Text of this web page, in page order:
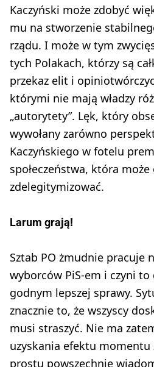
Kaczyński może zdobyć
mu na stworzenie
rządu. I może w tym
tych Polakach, którzy są
przekaz elit i
którymi nie mają władzy
„autorytety”. Lęk, który
wywołany zarówno
Kaczyńskiego w fotelu
społeczeństwa, która
zdelegitymizować.
Larum grają!
Sztab PO żmudnie pracuje
wyborców PiS-em i czyni
godnym lepszej sprawy.
znacznie to, że wszyscy
musi straszyć. Nie ma
uzyskania efektu momentu
prostu powszechnie